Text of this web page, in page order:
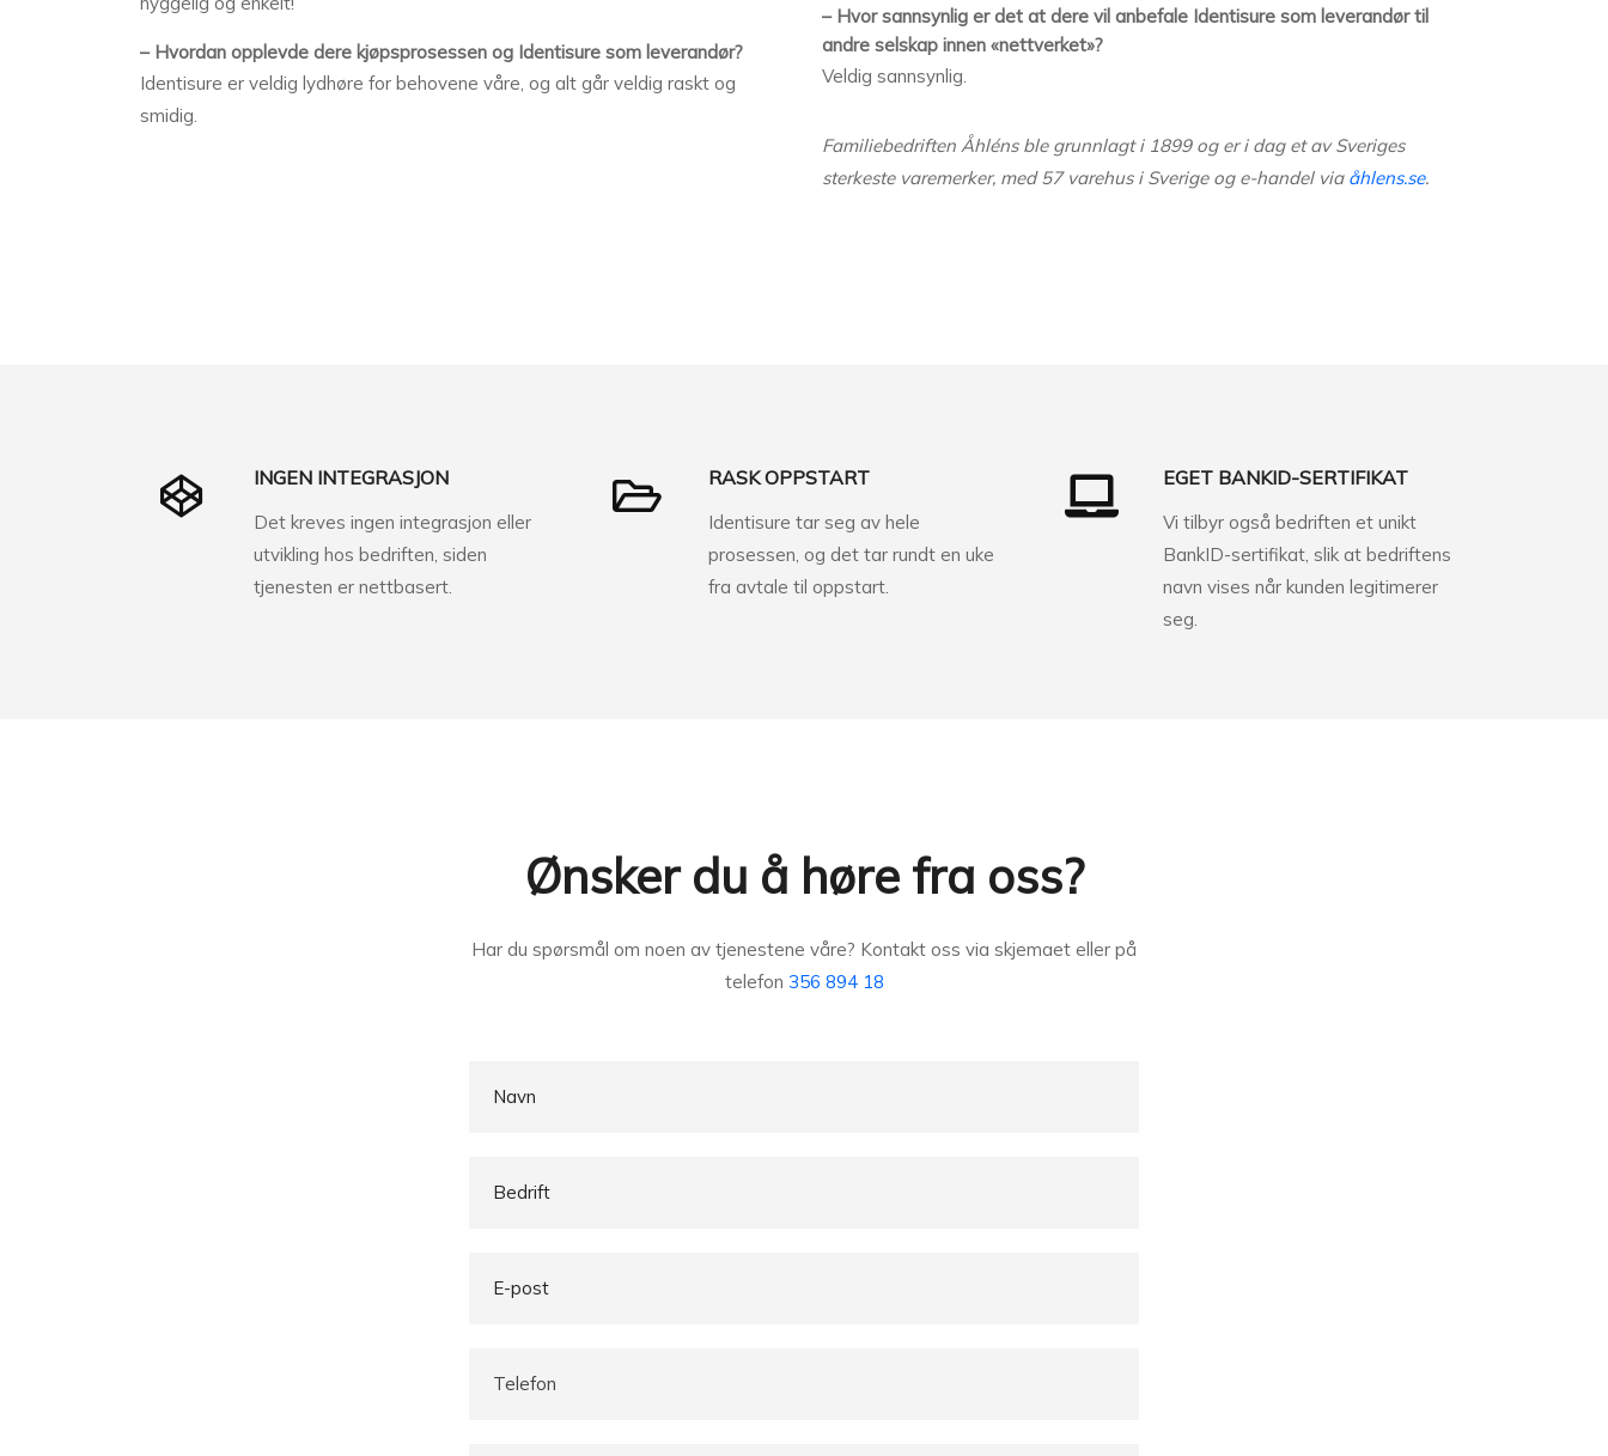
– Hvordan opplevde dere kjøpsprosessen og Identisure som leverandør?
Identisure er veldig lydhøre for behovene våre, og alt går veldig raskt og
smidig.
– Hvor sannsynlig er det at dere vil anbefale Identisure som leverandør til
andre selskap innen «nettverket»?
Veldig sannsynlig.
Familiebedriften Åhléns ble grunnlagt i 1899 og er i dag et av Sveriges
sterkeste varemerker, med 57 varehus i Sverige og e-handel via åhlens.se.
INGEN INTEGRASJON
Det kreves ingen integrasjon eller
utvikling hos bedriften, siden
tjenesten er nettbasert.
RASK OPPSTART
Identisure tar seg av hele
prosessen, og det tar rundt en uke
fra avtale til oppstart.
EGET BANKID-SERTIFIKAT
Vi tilbyr også bedriften et unikt
BankID-sertifikat, slik at bedriftens
navn vises når kunden legitimerer
seg.
Ønsker du å høre fra oss?
Har du spørsmål om noen av tjenestene våre? Kontakt oss via skjemaet eller på
telefon 356 894 18